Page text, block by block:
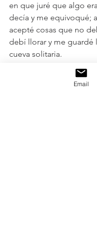
en que juré que algo
decía y me equivoqué;
acepté cosas que no
debí llorar y me guardé
cueva solitaria.
Pero, ahora que lo
Email